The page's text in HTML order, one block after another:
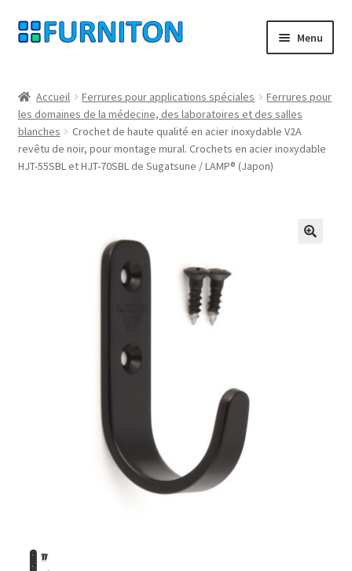
Aller
à
navigation
Aller
au
Menu
Nos partenaires
Protection des données
CONDITIONS GÉNÉRALES DE VENTE
Transport maritime
Accueil Ferrures pour applications spéciales
Ferrures pour
les domaines de la médecine, des laboratoires et des salles
blanches
Crochet de haute qualité en acier inoxydable V2A
revêtu de noir, pour montage mural. Crochets en acier inoxydable
HJT-55SBL et HJT-70SBL de Sugatsune / LAMP® (Japon)